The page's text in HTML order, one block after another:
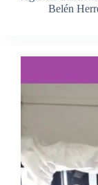
Belén